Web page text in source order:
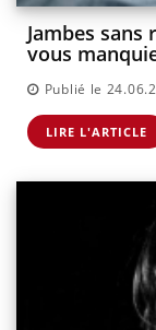
Jambes
vous
Publié le
LIRE L'ARTICLE